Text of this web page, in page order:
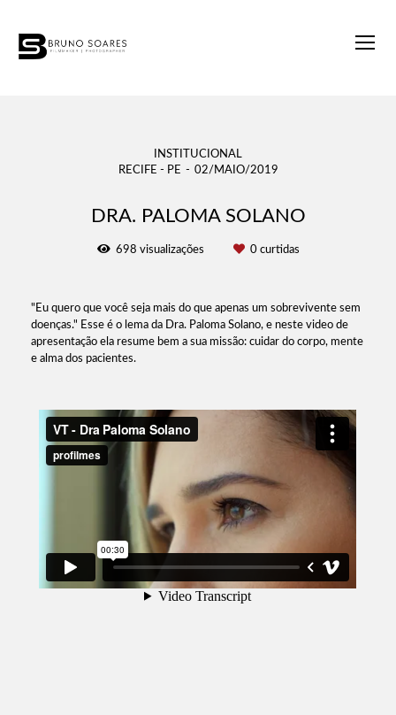
INSTITUCIONAL
RECIFE - PE
02/MAIO/2019
DRA. PALOMA SOLANO
698 visualizações 0curtidas
"Eu quero que você seja mais do que apenas um sobrevivente sem
doenças." Esse é o lema da Dra. Paloma Solano, e neste video de
apresentação ela resume bem a sua missão: cuidar do corpo, mente
e alma dos pacientes.